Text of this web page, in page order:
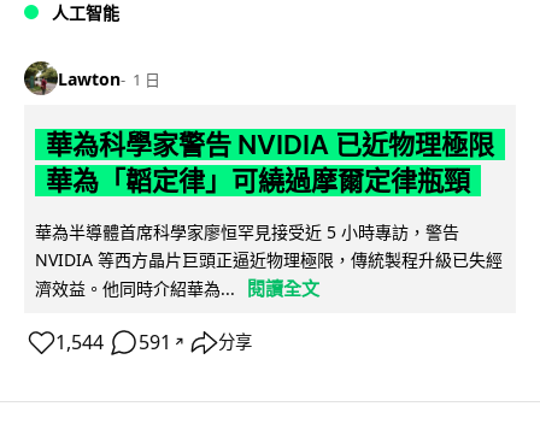
人工智能
Lawton 1 日
華為科學家警告 NVIDIA 已近物理極限
華為「韜定律」可繞過摩爾定律瓶頸
華為半導體首席科學家廖恒罕見接受近 5 小時專訪，警告
NVIDIA 等西方晶片巨頭正逼近物理極限，傳統製程升級已失經
濟效益。他同時介紹華為...
閱讀全文
1,544 591 ↗ 分享